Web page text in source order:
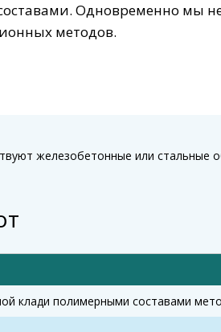
Одновременно мы
методов.
железобетонные или
клади полимерными составами